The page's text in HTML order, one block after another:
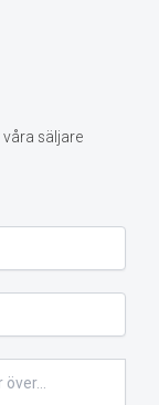
säljare